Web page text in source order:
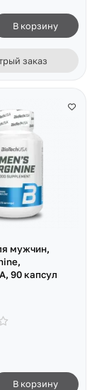
В корзину
заказ
мужчин,
90 капсул
В корзину